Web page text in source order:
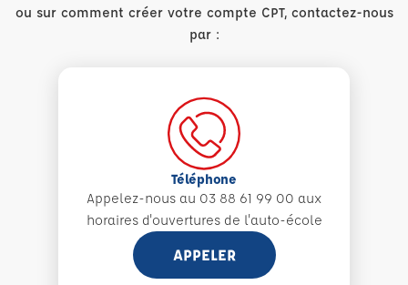
ou sur comment créer votre compte CPT, contactez-nous
par :
Téléphone
Appelez-nous au 03 88 61 99 00 aux
horaires d'ouvertures de l'auto-école
APPELER